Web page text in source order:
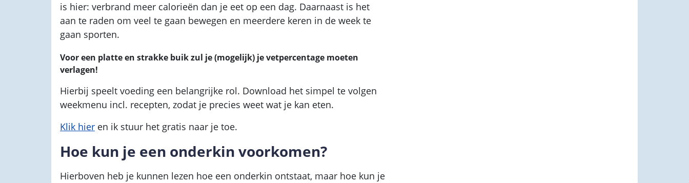
is hier: verbrand meer calorieën dan je eet op een dag. Daarnaast is het
aan te raden om veel te gaan bewegen en meerdere keren in de week te
gaan sporten.
Voor een platte en strakke buik zul je (mogelijk) je vetpercentage moeten
verlagen!
Hierbij speelt voeding een belangrijke rol. Download het simpel te volgen
weekmenu incl. recepten, zodat je precies weet wat je kan eten.
Klik hier en ik stuur het gratis naar je toe.
Hoe kun je een onderkin voorkomen?
Hierboven heb je kunnen lezen hoe een onderkin ontstaat, maar hoe kun je